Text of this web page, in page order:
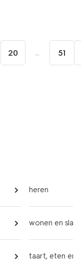
20 ... 51
heren
wonen en
taart, eten en